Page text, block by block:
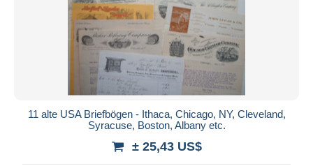
11 alte USA Briefbögen - Ithaca, Chicago, NY, Cleveland,
Syracuse, Boston, Albany etc.
± 25,43 US$